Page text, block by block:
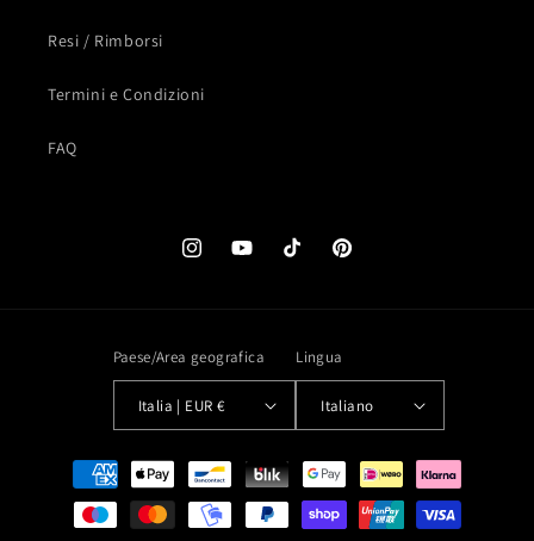
Resi / Rimborsi
Termini e Condizioni
FAQ
InstagramYouTubeTikTok Pinterest
Paese/Area geografica
Italia | EUR €
Lingua
Italiano
Metodi
pagamento